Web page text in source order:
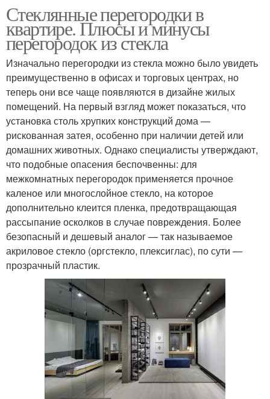
Стеклянные перегородки в
квартире. Плюсы и минусы
перегородок из стекла
Изначально перегородки из стекла можно было увидеть
преимущественно в офисах и торговых центрах, но
теперь они все чаще появляются в дизайне жилых
помещений. На первый взгляд может показаться, что
установка столь хрупких конструкций дома —
рискованная затея, особенно при наличии детей или
домашних животных. Однако специалисты утверждают,
что подобные опасения беспочвенны: для
межкомнатных перегородок применяется прочное
каленое или многослойное стекло, на которое
дополнительно клеится пленка, предотвращающая
рассыпание осколков в случае повреждения. Более
безопасный и дешевый аналог — так называемое
акриловое стекло (оргстекло, плексиглас), по сути —
прозрачный пластик.